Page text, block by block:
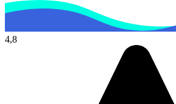
4,8